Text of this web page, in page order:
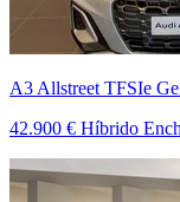
A3 Allstreet TFSIe
42.900 € Híbrido